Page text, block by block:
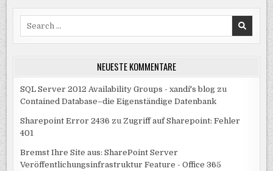
NEUESTE KOMMENTARE
SQL Server 2012 Availability Groups - xandi's blog zu
Contained Database–die Eigenständige Datenbank
Sharepoint Error 2436 zu Zugriff auf Sharepoint: Fehler
401
Bremst Ihre Site aus: SharePoint Server
Veröffentlichungsinfrastruktur Feature - Office 365